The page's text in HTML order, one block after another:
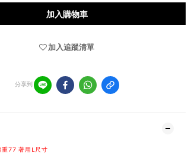
加入購物車
加入追蹤清單
分享到
77 著用L尺寸